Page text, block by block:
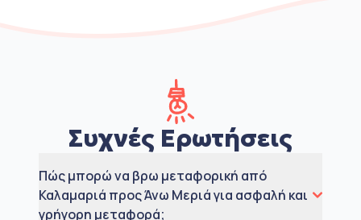
Συχνές Ερωτήσεις
Πώς μπορώ να βρω μεταφορική από
Καλαμαριά προς Άνω Μεριά για ασφαλή και
γρήγορη μεταφορά;